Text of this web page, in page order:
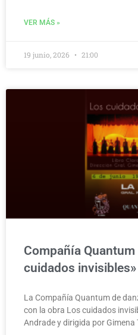
VER MÁS »
19 junio, 2026 21:00
Compañía
cuidados invisibles»
La Compañía Quantum de
con la obra Los cuidados
Andrade y dirigida por Gimena